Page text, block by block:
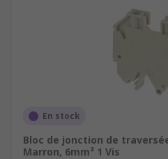
En stock
Bloc de jonction de
Marron, 6mm² 1 Vis